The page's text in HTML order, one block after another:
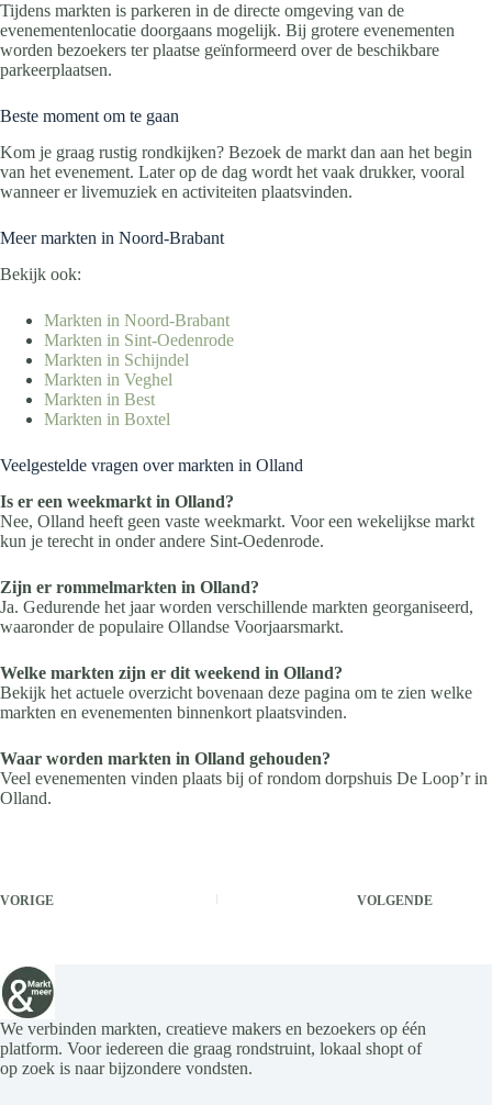
Tijdens markten is parkeren in de directe omgeving van de
evenementenlocatie doorgaans mogelijk. Bij grotere evenementen
worden bezoekers ter plaatse geïnformeerd over de beschikbare
parkeerplaatsen.
Beste moment om te gaan
Kom je graag rustig rondkijken? Bezoek de markt dan aan het begin
van het evenement. Later op de dag wordt het vaak drukker, vooral
wanneer er livemuziek en activiteiten plaatsvinden.
Meer markten in Noord-Brabant
Bekijk ook:
Markten in Noord-Brabant
Markten in Sint-Oedenrode
Markten in Schijndel
Markten in Veghel
Markten in Best
Markten in Boxtel
Veelgestelde vragen over markten in Olland
Is er een weekmarkt in Olland?
Nee, Olland heeft geen vaste weekmarkt. Voor een wekelijkse markt
kun je terecht in onder andere Sint-Oedenrode.
Zijn er rommelmarkten in Olland?
Ja. Gedurende het jaar worden verschillende markten georganiseerd,
waaronder de populaire Ollandse Voorjaarsmarkt.
Welke markten zijn er dit weekend in Olland?
Bekijk het actuele overzicht bovenaan deze pagina om te zien welke
markten en evenementen binnenkort plaatsvinden.
Waar worden markten in Olland gehouden?
Veel evenementen vinden plaats bij of rondom dorpshuis De Loop’r in
Olland.
VORIGE VOLGENDE
We verbinden markten, creatieve makers en bezoekers op één
platform. Voor iedereen die graag rondstruint, lokaal shopt of
op zoek is naar bijzondere vondsten.